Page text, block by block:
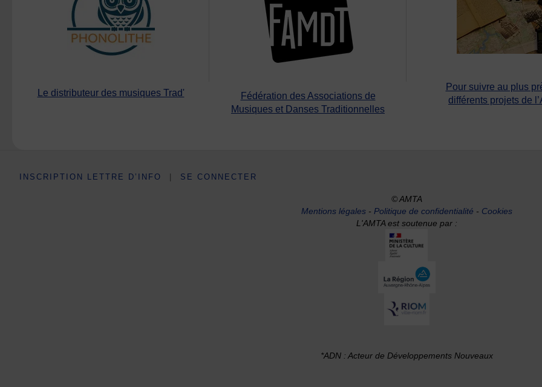
Le distributeur des musiques Trad'
Fédération des Associations de
Musiques et Danses Traditionnelles
Pour suivre au plus
différents projets de
INSCRIPTION LETTRE D’INFO | SE CONNECTER
© AMTA
Mentions légales- Politique de confidentialité - Cookies
L'AMTA est soutenue par :
*ADN : Acteur de Développements Nouveaux